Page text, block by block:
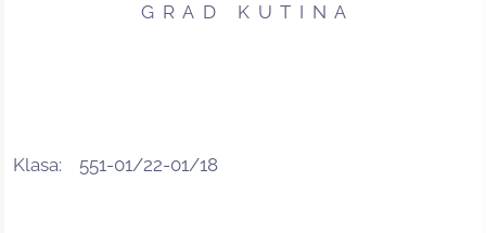
G R A D K U T I N A
Klasa: 551-01/22-01/18